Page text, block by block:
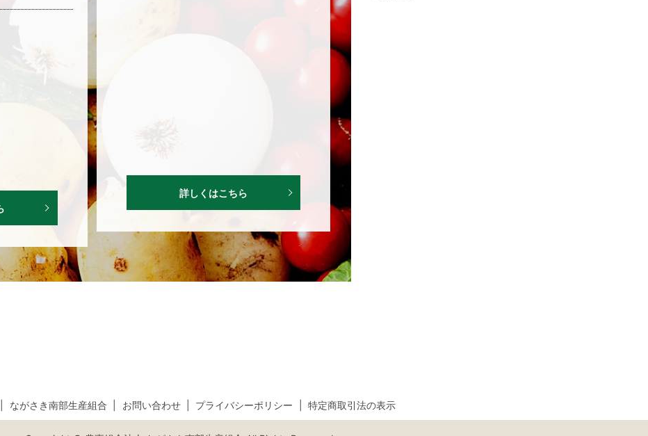
詳しくはこちら
ながさき南部生産組合 お問い合わせ プライバシーポリシー 特定商取引法の表示